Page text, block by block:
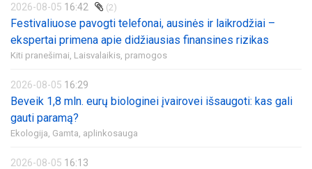
2026-08-05 16:42 (2)
Festivaliuose pavogti telefonai, ausinės ir laikrodžiai –
ekspertai primena apie didžiausias finansines rizikas
Kiti pranešimai, Laisvalaikis, pramogos
2026-08-05 16:29
Beveik 1,8 mln. eurų biologinei įvairovei išsaugoti: kas gali
gauti paramą?
Ekologija, Gamta, aplinkosauga
2026-08-05 16:13